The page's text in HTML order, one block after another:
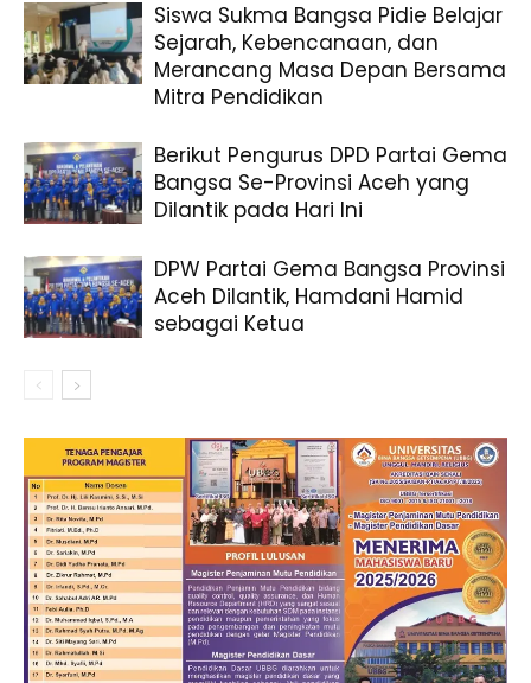
Siswa Sukma Bangsa Pidie Belajar
Sejarah, Kebencanaan, dan
Merancang Masa Depan Bersama
Mitra Pendidikan
Berikut Pengurus DPD Partai Gema
Bangsa Se-Provinsi Aceh yang
Dilantik pada Hari Ini
DPW Partai Gema Bangsa Provinsi
Aceh Dilantik, Hamdani Hamid
sebagai Ketua